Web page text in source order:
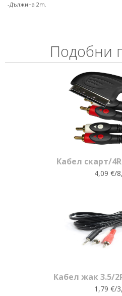
-Дължина 2m.
Подобни
Кабел скарт/
4,09 €/
Кабел жак 3.5/
1,79 €/